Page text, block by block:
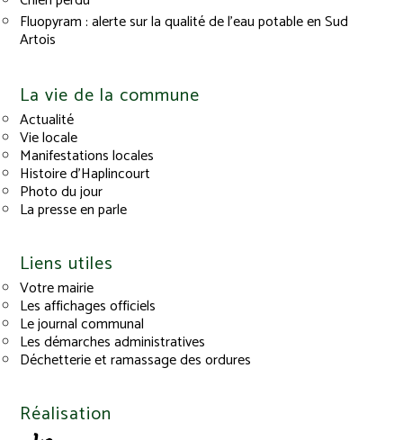
Fluopyram : alerte sur la qualité de l’eau potable en Sud
Artois
La vie de la commune
Actualité
Vie locale
Manifestations locales
Histoire d’Haplincourt
Photo du jour
La presse en parle
Liens utiles
Votre mairie
Les affichages officiels
Le journal communal
Les démarches administratives
Déchetterie et ramassage des ordures
Réalisation